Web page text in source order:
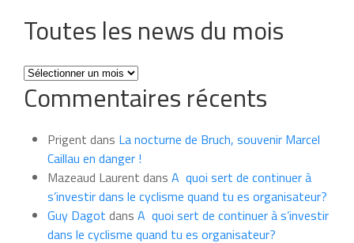
Toutes les news du mois
Toutes
les
news
mois
Commentaires récents
Prigent dans La nocturne de Bruch, souvenir Marcel
Caillau en danger !
Mazeaud Laurent dans A quoi sert de continuer à
s’investir dans le cyclisme quand tu es organisateur?
Guy Dagot dans A quoi sert de continuer à s’investir
dans le cyclisme quand tu es organisateur?